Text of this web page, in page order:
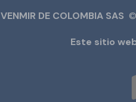
VENMIR DE COLOMBIA SAS
Este sitio